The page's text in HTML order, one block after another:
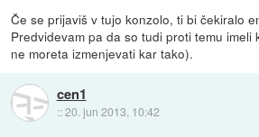
Če se prijaviš v tujo konzolo, ti bi čekiralo
Predvidevam pa da so tudi proti temu imeli
ne moreta izmenjevati kar tako).
cen1
::20. jun 2013, 10:42